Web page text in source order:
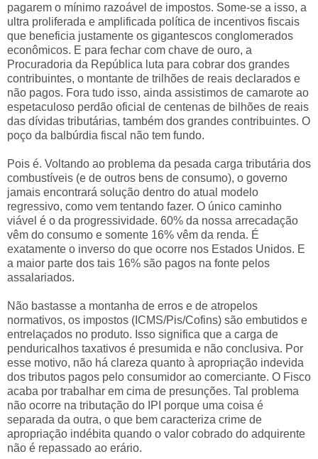
pagarem o mínimo razoável de impostos. Some-se a isso, a
ultra proliferada e amplificada política de incentivos fiscais
que beneficia justamente os gigantescos conglomerados
econômicos. E para fechar com chave de ouro, a
Procuradoria da República luta para cobrar dos grandes
contribuintes, o montante de trilhões de reais declarados e
não pagos. Fora tudo isso, ainda assistimos de camarote ao
espetaculoso perdão oficial de centenas de bilhões de reais
das dívidas tributárias, também dos grandes contribuintes. O
poço da balbúrdia fiscal não tem fundo.
Pois é. Voltando ao problema da pesada carga tributária dos
combustíveis (e de outros bens de consumo), o governo
jamais encontrará solução dentro do atual modelo
regressivo, como vem tentando fazer. O único caminho
viável é o da progressividade. 60% da nossa arrecadação
vêm do consumo e somente 16% vêm da renda. É
exatamente o inverso do que ocorre nos Estados Unidos. E
a maior parte dos tais 16% são pagos na fonte pelos
assalariados.
Não bastasse a montanha de erros e de atropelos
normativos, os impostos (ICMS/Pis/Cofins) são embutidos e
entrelaçados no produto. Isso significa que a carga de
penduricalhos taxativos é presumida e não conclusiva. Por
esse motivo, não há clareza quanto à apropriação indevida
dos tributos pagos pelo consumidor ao comerciante. O Fisco
acaba por trabalhar em cima de presunções. Tal problema
não ocorre na tributação do IPI porque uma coisa é
separada da outra, o que bem caracteriza crime de
apropriação indébita quando o valor cobrado do adquirente
não é repassado ao erário.